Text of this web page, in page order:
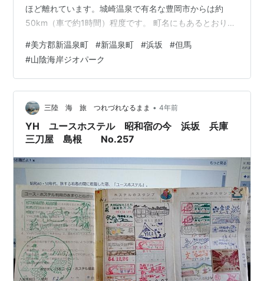
ほど離れています。城崎温泉で有名な豊岡市からは約
50km（車で約1時間）程度です。 町名にもあるとおり、
泉です 今回の記事では、そんな新温泉町に来たときはズ
バリこれを買え！というお土産３選を紹介します。 ま
ず、新温泉町でお土産を買うなら、「道の駅 浜坂の郷」
をお勧めします。浜坂の郷は、新温泉浜坂IC（山陰近畿
自動車道）を出てすぐのところにあります。すぐ横にロ
ーソンもあり、便利です。JR浜坂駅…
#美方郡新温泉町 #新温泉町 #浜坂 #但馬
#山陰海岸ジオパーク
三陸 海 旅 つれづれなるまま • 4年前
YH ユースホステル 昭和宿の今 浜坂 兵庫
三刀屋 島根 No.257